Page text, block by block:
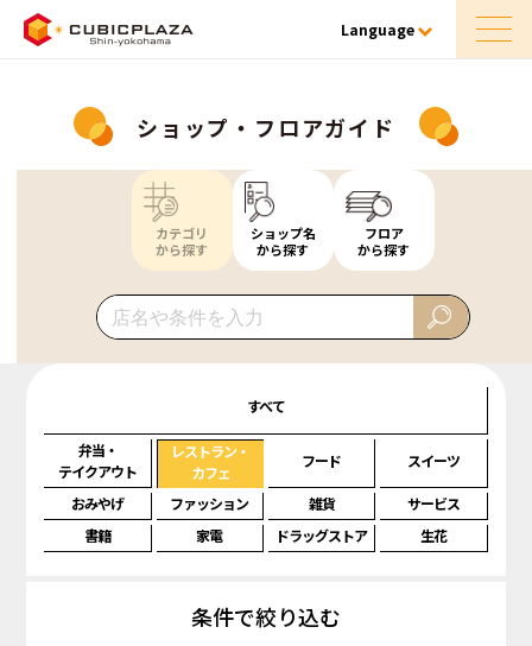
Language
ショップ・フロアガイド
カテゴリ
から探す
ショップ名
から探す
フロア
から探す
すべて
弁当・
テイクアウト
レストラン・
カフェ
フード スイーツ
おみやげ ファッション 雑貨
サービス
書籍
家電 ドラッグストア 生花
条件で絞り込む